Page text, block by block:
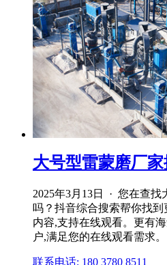
大号型雷蒙磨厂
2025年3月13日 · 您在查
吗？抖音综合搜索帮你找
内容,支持在线观看。更有
户,满足您的在线观看需求。
联系电话: 180 3780 8511